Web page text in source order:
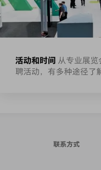
活动和时间 从专业展
聘活动，有多种途径了
联系方式